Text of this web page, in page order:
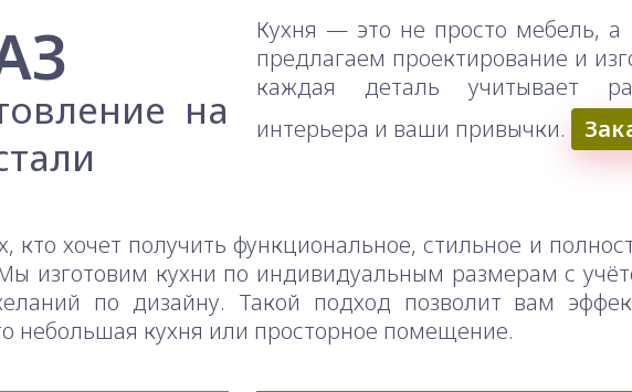
на
Кухня — это не просто мебель,
предлагаем проектирование и
каждая деталь учитывает
интерьера и ваши привычки.
кто хочет получить функциональное, стильное и
изготовим кухни по индивидуальным размерам с
по дизайну. Такой подход позволит вам
небольшая кухня или просторное помещение.